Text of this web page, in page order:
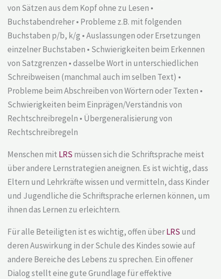
von Sätzen aus dem Kopf ohne zu Lesen •
Buchstabendreher • Probleme z.B. mit folgenden
Buchstaben p/b, k/g • Auslassungen oder Ersetzungen
einzelner Buchstaben • Schwierigkeiten beim Erkennen
von Satzgrenzen • dasselbe Wort in unterschiedlichen
Schreibweisen (manchmal auch im selben Text) •
Probleme beim Abschreiben von Wörtern oder Texten •
Schwierigkeiten beim Einprägen/Verständnis von
Rechtschreibregeln • Übergeneralisierung von
Rechtschreibregeln
Menschen mit LRS müssen sich die Schriftsprache meist
über andere Lernstrategien aneignen. Es ist wichtig, dass
Eltern und Lehrkräfte wissen und vermitteln, dass Kinder
und Jugendliche die Schriftsprache erlernen können, um
ihnen das Lernen zu erleichtern.
Für alle Beteiligten ist es wichtig, offen überLRS und
deren Auswirkung in der Schule des Kindes sowie auf
andere Bereiche des Lebens zu sprechen. Ein offener
Dialog stellt eine gute Grundlage für effektive